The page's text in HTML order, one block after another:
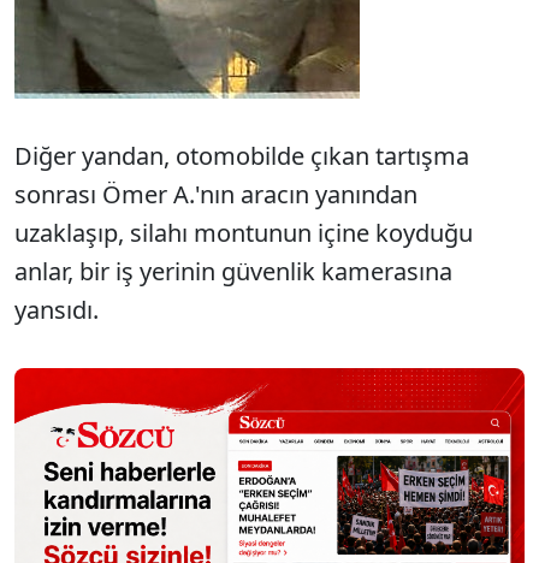
Diğer yandan, otomobilde çıkan tartışma
sonrası Ömer A.'nın aracın yanından
uzaklaşıp, silahı montunun içine koyduğu
anlar, bir iş yerinin güvenlik kamerasına
yansıdı.